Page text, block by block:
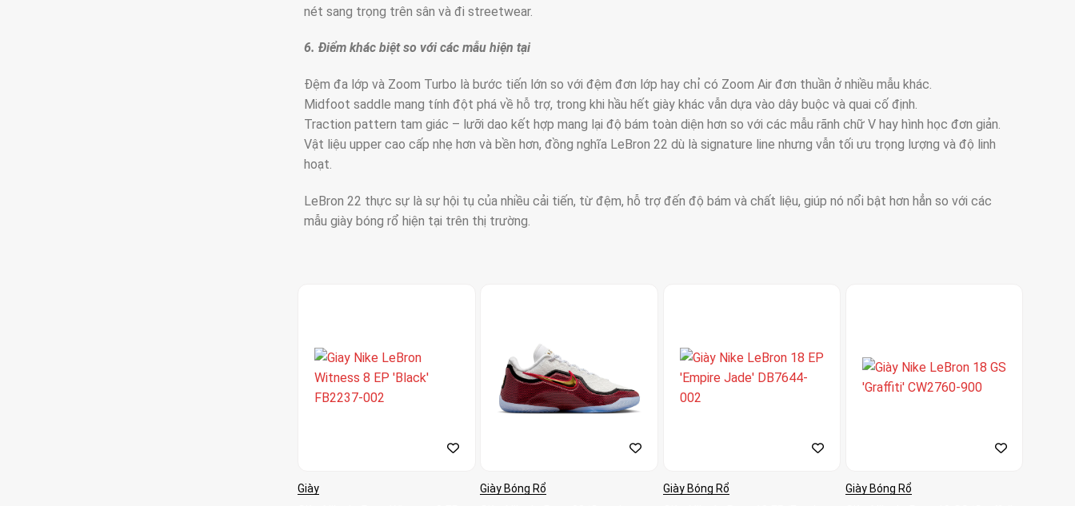
nét sang trọng trên sân và đi streetwear.
6. Điểm khác biệt so với các mẫu hiện tại
Đệm đa lớp và Zoom Turbo là bước tiến lớn so với đệm đơn lớp hay chỉ có Zoom Air đơn thuần ở nhiều mẫu khác.
Midfoot saddle mang tính đột phá về hỗ trợ, trong khi hầu hết giày khác vẫn dựa vào dây buộc và quai cố định.
Traction pattern tam giác – lưỡi dao kết hợp mang lại độ bám toàn diện hơn so với các mẫu rãnh chữ V hay hình học đơn giản.
Vật liệu upper cao cấp nhẹ hơn và bền hơn, đồng nghĩa LeBron 22 dù là signature line nhưng vẫn tối ưu trọng lượng và độ linh
hoạt.
LeBron 22 thực sự là sự hội tụ của nhiều cải tiến, từ đệm, hỗ trợ đến độ bám và chất liệu, giúp nó nổi bật hơn hẳn so với các
mẫu giày bóng rổ hiện tại trên thị trường.
Giày Giày Bóng Rổ Giày Bóng Rổ Giày Bóng Rổ